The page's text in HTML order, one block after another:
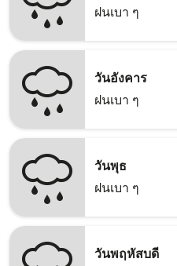
ฝนเบา ๆ
วันอังคาร
ฝนเบา ๆ
วันพุธ
ฝนเบา ๆ
วันพฤหัสบดี